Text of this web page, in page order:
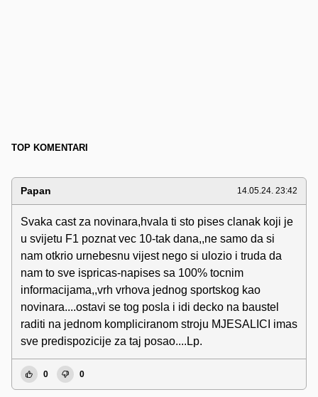
TOP KOMENTARI
Papan 14.05.24. 23:42
Svaka cast za novinara,hvala ti sto pises clanak koji je
u svijetu F1 poznat vec 10-tak dana,,ne samo da si
nam otkrio urnebesnu vijest nego si ulozio i truda da
nam to sve ispricas-napises sa 100% tocnim
informacijama,,vrh vrhova jednog sportskog kao
novinara....ostavi se tog posla i idi decko na baustel
raditi na jednom kompliciranom stroju MJESALICI imas
sve predispozicije za taj posao....Lp.
0 0